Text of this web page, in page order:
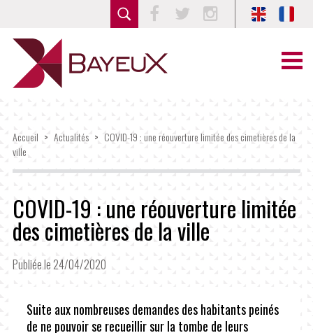
Accueil > Actualités > COVID-19 : une réouverture limitée des cimetières de la
ville
COVID-19 : une réouverture limitée
des cimetières de la ville
Publiée le 24/04/2020
Suite aux nombreuses demandes des habitants peinés
de ne pouvoir se recueillir sur la tombe de leurs